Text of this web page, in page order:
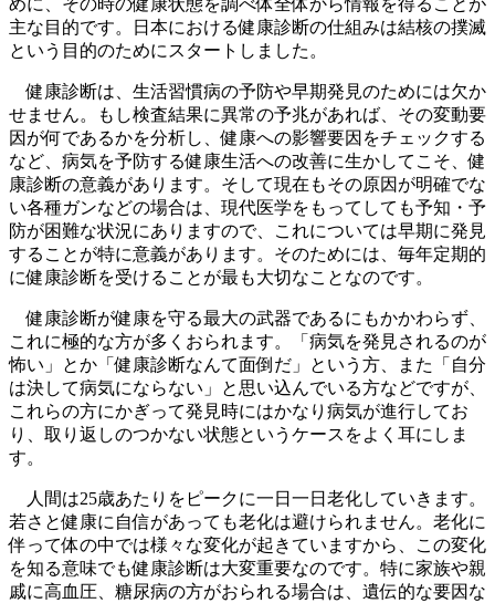
主な目的です。日本における健康診断の仕組みは結核の撲滅
という目的のためにスタートしました。
健康診断は、生活習慣病の予防や早期発見のためには欠か
せません。もし検査結果に異常の予兆があれば、その変動要
因が何であるかを分析し、健康への影響要因をチェックする
など、病気を予防する健康生活への改善に生かしてこそ、健
康診断の意義があります。そして現在もその原因が明確でな
い各種ガンなどの場合は、現代医学をもってしても予知・予
防が困難な状況にありますので、これについては早期に発見
することが特に意義があります。そのためには、毎年定期的
に健康診断を受けることが最も大切なことなのです。
健康診断が健康を守る最大の武器であるにもかかわらず、
これに極的な方が多くおられます。「病気を発見されるのが
怖い」とか「健康診断なんて面倒だ」という方、また「自分
は決して病気にならない」と思い込んでいる方などですが、
これらの方にかぎって発見時にはかなり病気が進行してお
り、取り返しのつかない状態というケースをよく耳にしま
す。
人間は25歳あたりをピークに一日一日老化していきます。
若さと健康に自信があっても老化は避けられません。老化に
伴って体の中では様々な変化が起きていますから、この変化
を知る意味でも健康診断は大変重要なのです。特に家族や親
戚に高血圧、糖尿病の方がおられる場合は、遺伝的な要因な